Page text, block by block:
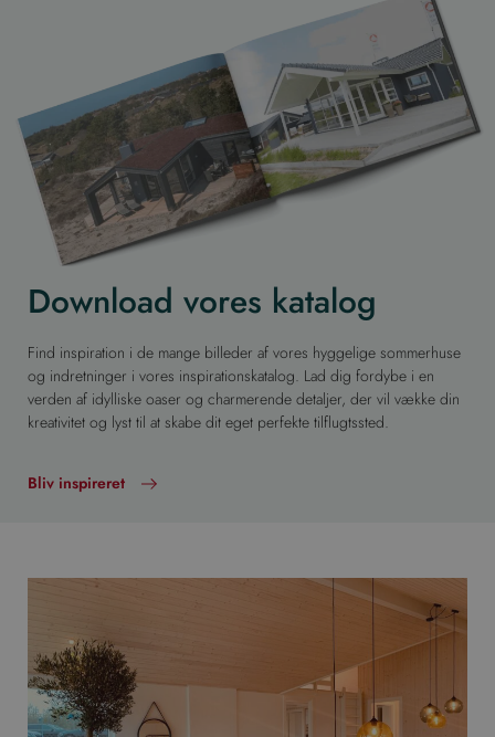
Download vores katalog
Find inspiration i de mange billeder af vores hyggelige sommerhuse
og indretninger i vores inspirationskatalog. Lad dig fordybe i en
verden af idylliske oaser og charmerende detaljer, der vil vække din
kreativitet og lyst til at skabe dit eget perfekte tilflugtssted.
Bliv inspireret